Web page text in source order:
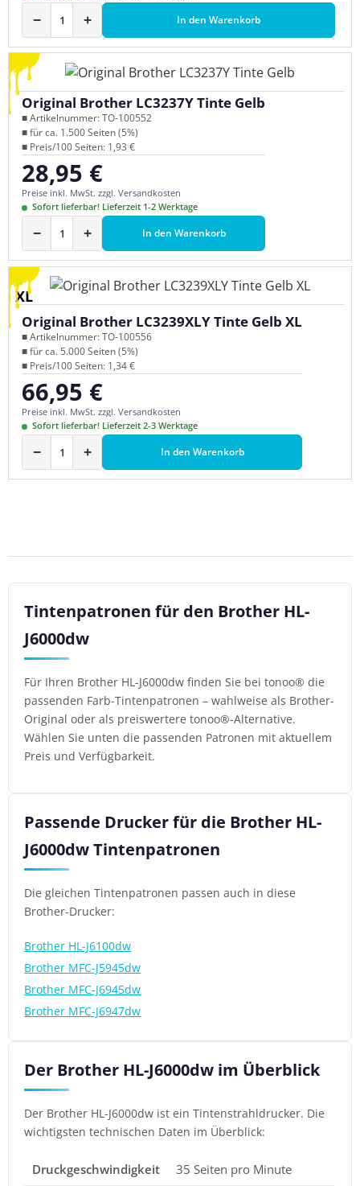
− + In den Warenkorb
Original Brother LC3237Y Tinte Gelb
■ Artikelnummer: TO-100552
■ für ca. 1.500 Seiten (5%)
■ Preis/100 Seiten: 1,93 €
Regulärer Preis:
28,95 €
Preise inkl. MwSt. zzgl. Versandkosten
Sofort lieferbar! Lieferzeit 1-2 Werktage
− + In den Warenkorb
XL
Original Brother LC3239XLY Tinte Gelb XL
■ Artikelnummer: TO-100556
■ für ca. 5.000 Seiten (5%)
■ Preis/100 Seiten: 1,34 €
Regulärer Preis:
66,95 €
Preise inkl. MwSt. zzgl. Versandkosten
Sofort lieferbar! Lieferzeit 2-3 Werktage
− + In den Warenkorb
Tintenpatronen für den Brother HL-
J6000dw
Für Ihren Brother HL-J6000dw finden Sie bei tonoo® die
passenden Farb-Tintenpatronen – wahlweise als Brother-
Original oder als preiswertere tonoo®-Alternative.
Wählen Sie unten die passenden Patronen mit aktuellem
Preis und Verfügbarkeit.
Passende Drucker für die Brother HL-
J6000dw Tintenpatronen
Die gleichen Tintenpatronen passen auch in diese
Brother-Drucker:
Brother HL-J6100dw
Brother MFC-J5945dw
Brother MFC-J6945dw
Brother MFC-J6947dw
Der Brother HL-J6000dw im Überblick
Der Brother HL-J6000dw ist ein Tintenstrahldrucker. Die
wichtigsten technischen Daten im Überblick:
Druckgeschwindigkeit 35 Seiten pro Minute